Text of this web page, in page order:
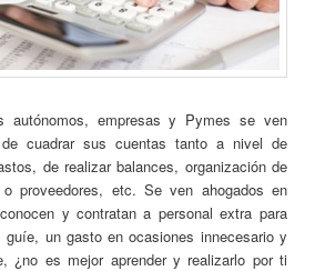
autónomos, empresas y Pymes se ven
cuadrar sus cuentas tanto a nivel de
de realizar balances, organización de
proveedores, etc. Se ven ahogados en
y contratan a personal extra para
un gasto en ocasiones innecesario y
¿no es mejor aprender y realizarlo por ti